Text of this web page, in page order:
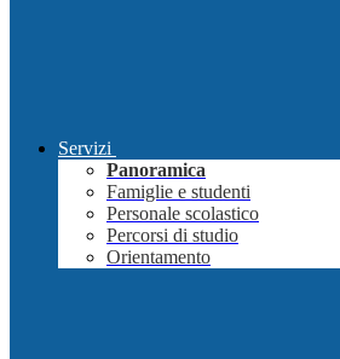
Servizi
Panoramica
Famiglie e studenti
Personale scolastico
Percorsi di studio
Orientamento